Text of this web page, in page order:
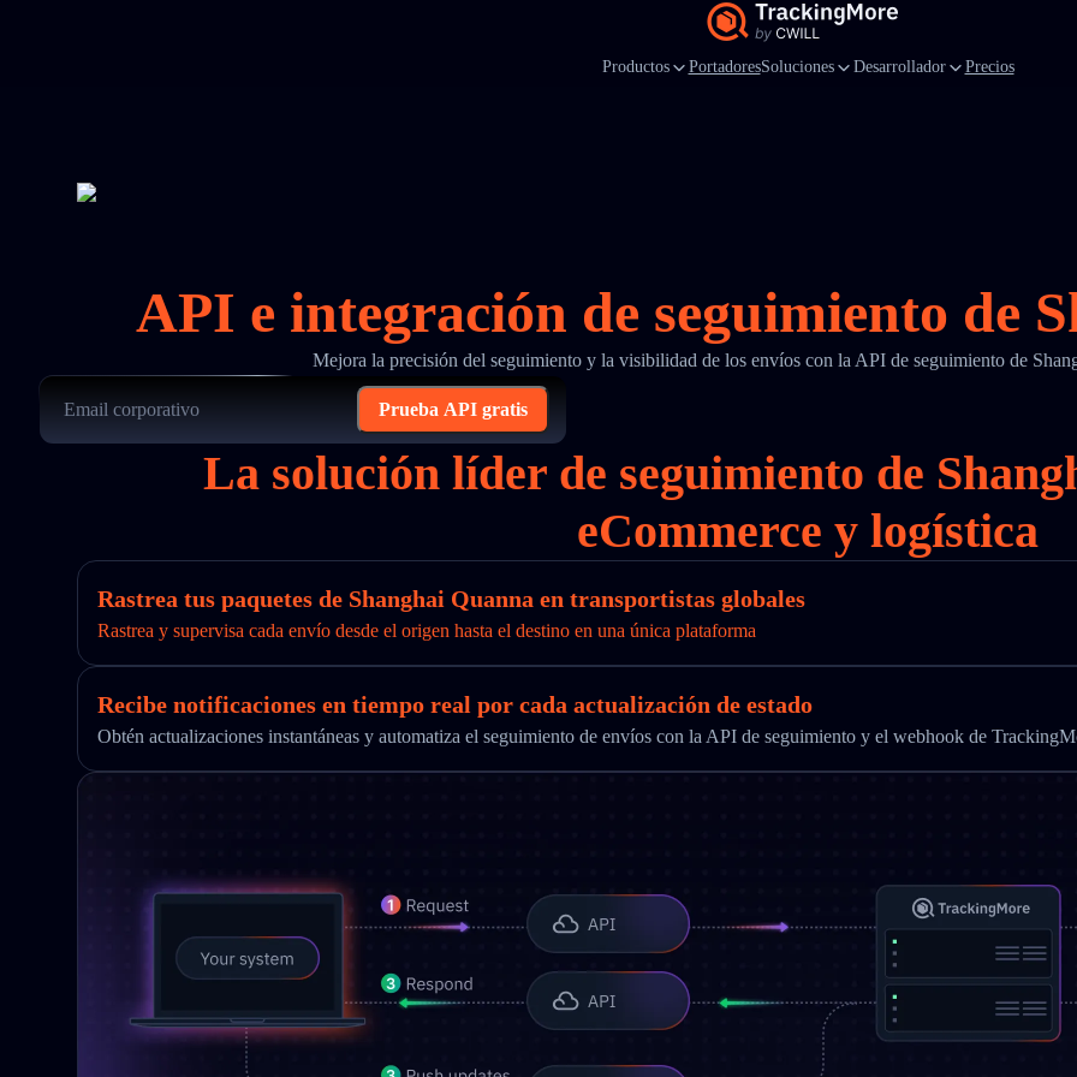
Productos PortadoresSoluciones Desarrollador Precios
API e integración de seguimiento de
Mejora la precisión del seguimiento y la visibilidad de los envíos con la API de seguimiento de
Prueba API gratis
La solución líder de seguimiento de
eCommerce y logística
Rastrea tus paquetes de Shanghai Quanna en transportistas globales
Rastrea y supervisa cada envío desde el origen hasta el destino en una única plataforma
Recibe notificaciones en tiempo real por cada actualización de estado
Obtén actualizaciones instantáneas y automatiza el seguimiento de envíos con la API de seguimiento y el webhook de